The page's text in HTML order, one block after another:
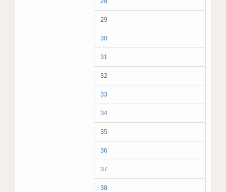
29
30
31
32
33
34
35
36
37
38